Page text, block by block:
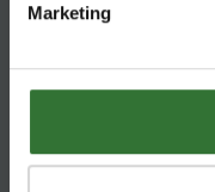
Marketing
Impressum
Hans Folsgaard
53773 Hennef